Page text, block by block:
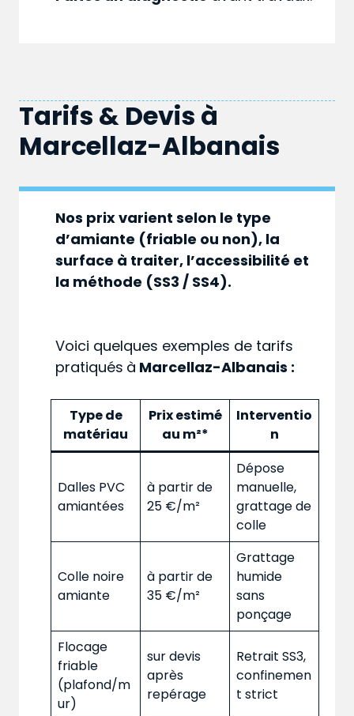
Tarifs & Devis à
Marcellaz-Albanais
Nos prix varient selon le type
d’amiante (friable ou non), la
surface à traiter, l’accessibilité et
la méthode (SS3 / SS4).
Voici quelques exemples de tarifs
pratiqués à Marcellaz-Albanais :
Type de
matériau
Prix estimé
au m²*
Interventio
n
Dalles PVC
amiantées
à partir de
25 €/m²
Dépose
manuelle,
grattage de
colle
Colle noire
amiante
à partir de
35 €/m²
Grattage
humide
sans
ponçage
Flocage
friable
(plafond/m
ur)
sur devis
après
repérage
Retrait SS3,
confinemen
t strict